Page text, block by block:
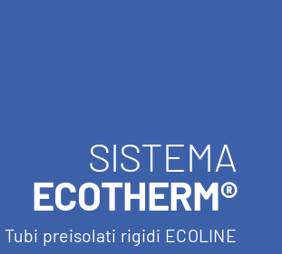
SISTEMA
ECOTHERM®
Tubi preisolati rigidi ECOLINE